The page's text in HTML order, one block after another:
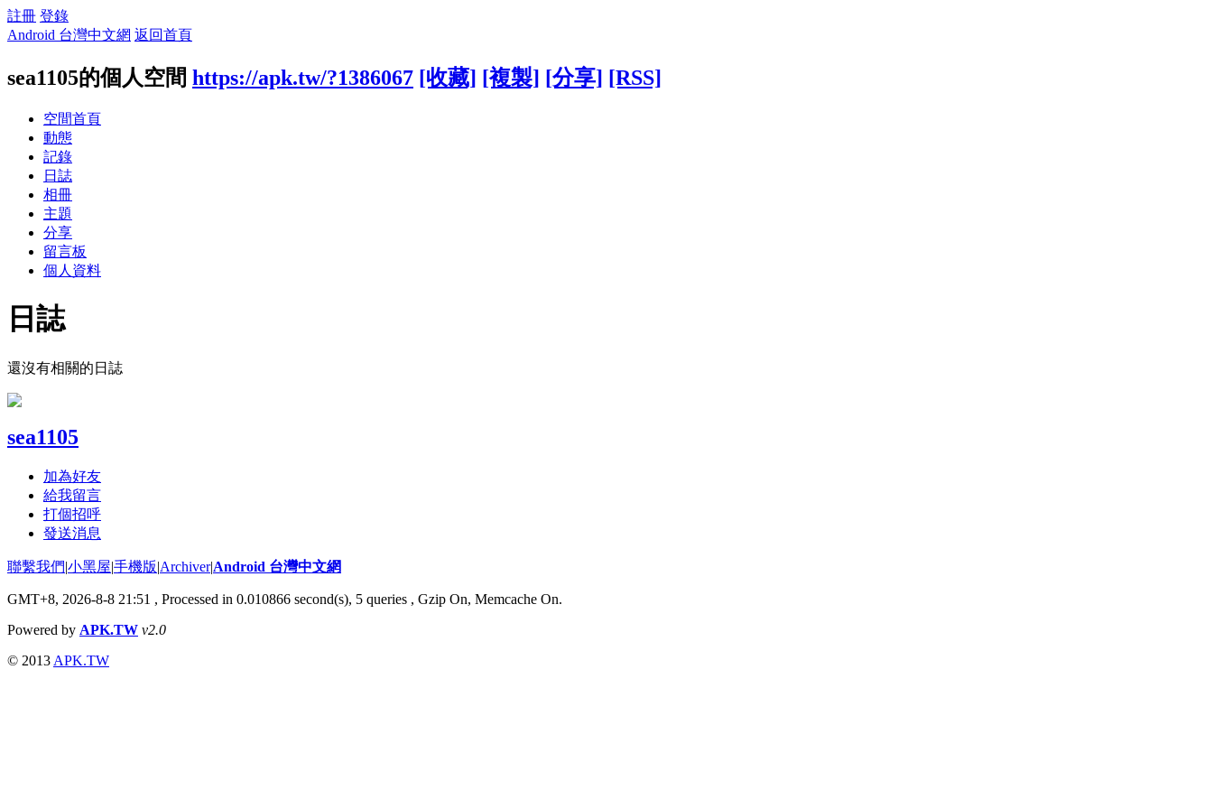
註冊 登錄
Android 台灣中文網 返回首頁
sea1105的個人空間 https://apk.tw/?1386067 [收藏] [複製] [分享] [RSS]
空間首頁
動態
記錄
日誌
相冊
主題
分享
留言板
個人資料
日誌
還沒有相關的日誌
sea1105
加為好友
給我留言
打個招呼
發送消息
聯繫我們|小黑屋|手機版|Archiver|Android 台灣中文網
GMT+8, 2026-8-8 21:51 , Processed in 0.010866 second(s), 5 queries , Gzip On, Memcache On.
Powered by APK.TW v2.0
© 2013 APK.TW